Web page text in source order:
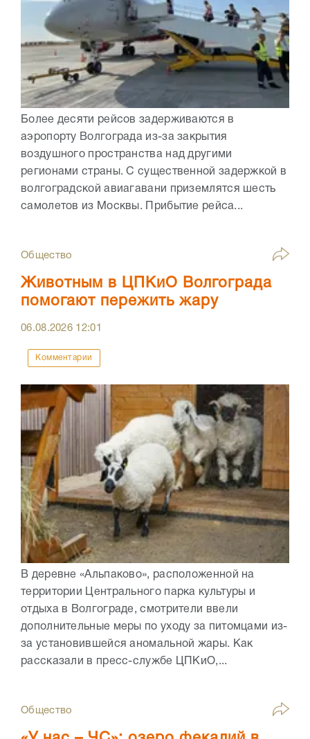
Более десяти рейсов задерживаются в
аэропорту Волгограда из-за закрытия
воздушного пространства над другими
регионами страны. С существенной задержкой в
волгоградской авиагавани приземлятся шесть
самолетов из Москвы. Прибытие рейса...
Общество
Животным в ЦПКиО Волгограда
помогают пережить жару
06.08.2026 12:01
Комментарии
В деревне «Альпаково», расположенной на
территории Центрального парка культуры и
отдыха в Волгограде, смотрители ввели
дополнительные меры по уходу за питомцами из-
за установившейся аномальной жары. Как
рассказали в пресс-службе ЦПКиО,...
Общество